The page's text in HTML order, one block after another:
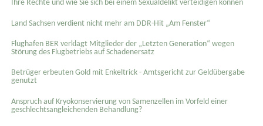
Ihre Rechte und wie Sie sich bei einem Sexual­delikt verteidigen können
Land Sachsen verdient nicht mehr am DDR-Hit „Am Fenster“
Flughafen BER verklagt Mitglieder der „Letzten Generation“ wegen
Störung des Flugbetriebs auf Schadenersatz
Betrüger erbeuten Gold mit Enkeltrick - Amtsgericht zur Geldübergabe
genutzt
Anspruch auf Kryokonservierung von Samenzellen im Vorfeld einer
geschlechtsangleichenden Behandlung?